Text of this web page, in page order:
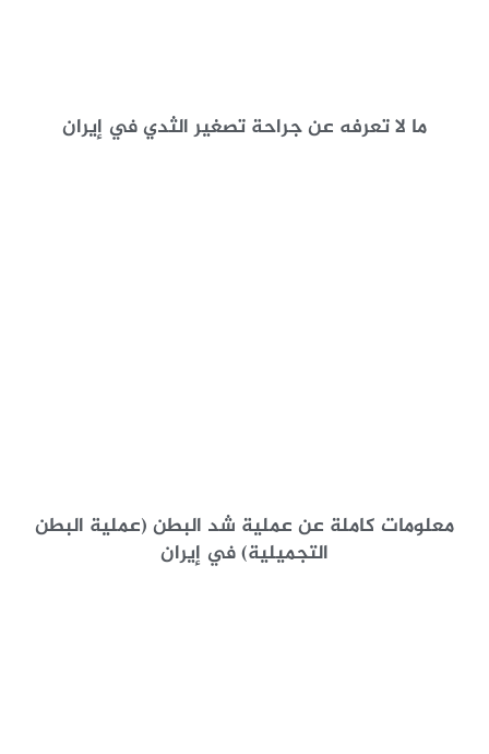
ما لا تعرفه عن جراحة تصغير الثدي في إيران
معلومات كاملة عن عملية شد البطن (عملية البطن
التجميلية) في إيران